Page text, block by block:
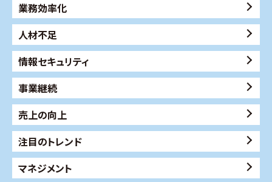
業務効率化
人材不足
情報セキュリティ
事業継続
売上の向上
注目のトレンド
マネジメント